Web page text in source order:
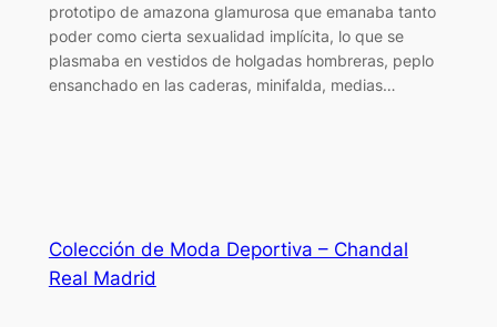
prototipo de amazona glamurosa que emanaba tanto
poder como cierta sexualidad implícita, lo que se
plasmaba en vestidos de holgadas hombreras, peplo
ensanchado en las caderas, minifalda, medias…
Colección de Moda Deportiva – Chandal
Real Madrid